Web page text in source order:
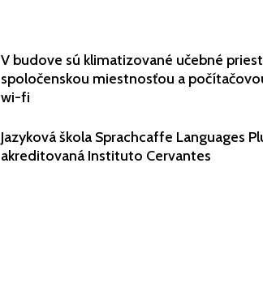
V budove sú klimatizované učebné
spoločenskou miestnosťou a
wi-fi
Jazyková škola Sprachcaffe Languages
akreditovaná Instituto Cervantes